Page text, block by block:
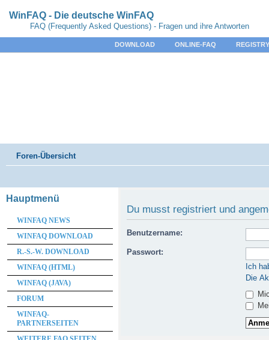
WinFAQ - Die deutsche WinFAQ
FAQ (Frequently Asked Questions) - Fragen und ihre Antworten
DOWNLOAD ONLINE-FAQ
Foren-Übersicht
Du musst registriert und
Benutzername:
Passwort:
Ich
Die
Hauptmenü
WINFAQ NEWS
WINFAQ DOWNLOAD
R.-S.-W. DOWNLOAD
WINFAQ (HTML)
WINFAQ (JAVA)
FORUM
WINFAQ-
PARTNERSEITEN